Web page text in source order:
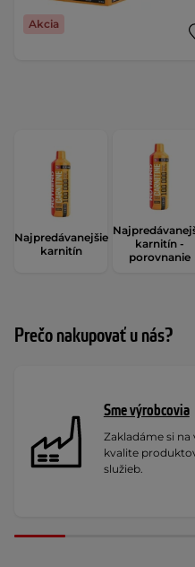
Akcia
Najpredávanejšie
karnitín
karnitín -
porovnanie
Prečo nakupovať u nás?
Sme výrobcovia
Zakladáme si na
kvalite
služieb.